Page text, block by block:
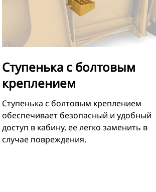
Ступенька с болтовым
креплением
Ступенька с болтовым креплением
обеспечивает безопасный и удобный
доступ в кабину, ее легко заменить в
случае повреждения.